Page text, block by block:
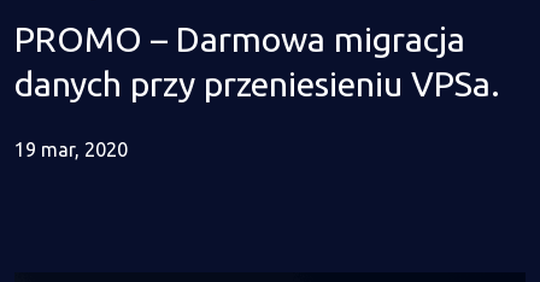
PROMO – Darmowa migracja
danych przy przeniesieniu VPSa.
19 mar, 2020